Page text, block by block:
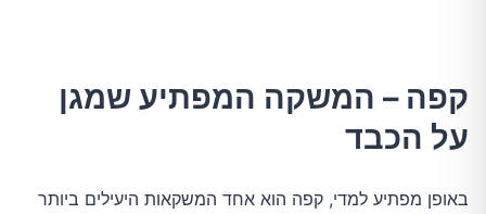
קפה – המשקה המפתיע שמגן
על הכבד
באופן מפתיע למדי, קפה הוא אחד המשקאות היעילים ביותר